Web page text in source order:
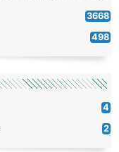
3668
498
4
2